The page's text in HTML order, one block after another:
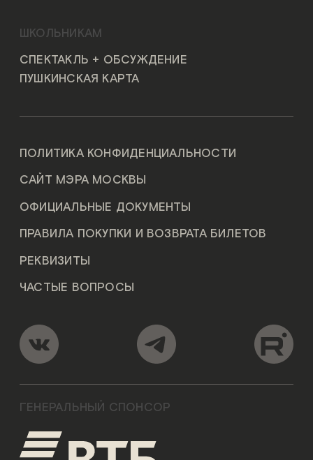
ШКОЛЬНИКАМ
СПЕКТАКЛЬ + ОБСУЖДЕНИЕ
ПУШКИНСКАЯ КАРТА
ГЕНЕРАЛЬНЫЙ СПОНСОР
ПОЛИТИКА КОНФИДЕНЦИАЛЬНОСТИ
САЙТ МЭРА МОСКВЫ
ОФИЦИАЛЬНЫЕ ДОКУМЕНТЫ
ПРАВИЛА ПОКУПКИ И ВОЗВРАТА БИЛЕТОВ
РЕКВИЗИТЫ
ЧАСТЫЕ ВОПРОСЫ